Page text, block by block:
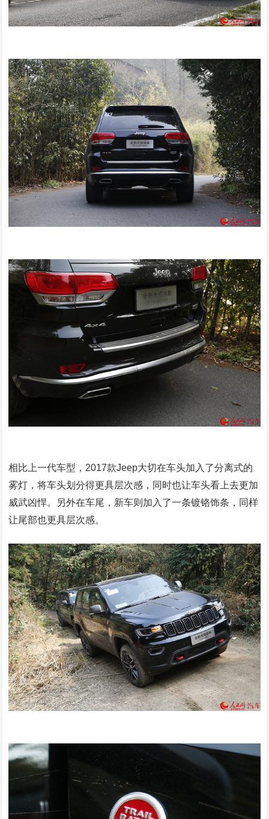
相比上一代车型，2017款Jeep大切在车头加入了分离式的
雾灯，将车头划分得更具层次感，同时也让车头看上去更加
威武凶悍。另外在车尾，新车则加入了一条镀铬饰条，同样
让尾部也更具层次感。